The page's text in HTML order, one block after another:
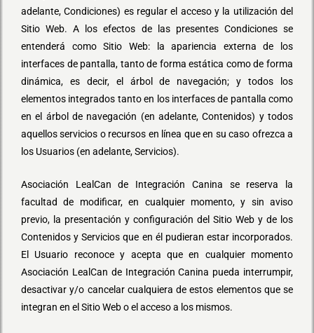
adelante, Condiciones) es regular el acceso y la utilización del
Sitio Web. A los efectos de las presentes Condiciones se
entenderá como Sitio Web: la apariencia externa de los
interfaces de pantalla, tanto de forma estática como de forma
dinámica, es decir, el árbol de navegación; y todos los
elementos integrados tanto en los interfaces de pantalla como
en el árbol de navegación (en adelante, Contenidos) y todos
aquellos servicios o recursos en línea que en su caso ofrezca a
los Usuarios (en adelante, Servicios).
Asociación LealCan de Integración Canina se reserva la
facultad de modificar, en cualquier momento, y sin aviso
previo, la presentación y configuración del Sitio Web y de los
Contenidos y Servicios que en él pudieran estar incorporados.
El Usuario reconoce y acepta que en cualquier momento
Asociación LealCan de Integración Canina pueda interrumpir,
desactivar y/o cancelar cualquiera de estos elementos que se
integran en el Sitio Web o el acceso a los mismos.